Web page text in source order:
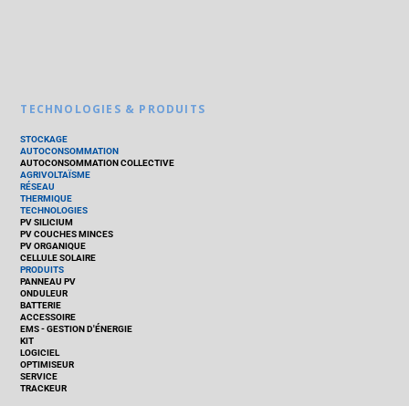
TECHNOLOGIES & PRODUITS
STOCKAGE
AUTOCONSOMMATION
AUTOCONSOMMATION COLLECTIVE
AGRIVOLTAÏSME
RÉSEAU
THERMIQUE
TECHNOLOGIES
PV SILICIUM
PV COUCHES MINCES
PV ORGANIQUE
CELLULE SOLAIRE
PRODUITS
PANNEAU PV
ONDULEUR
BATTERIE
ACCESSOIRE
EMS - GESTION D'ÉNERGIE
KIT
LOGICIEL
OPTIMISEUR
SERVICE
TRACKEUR